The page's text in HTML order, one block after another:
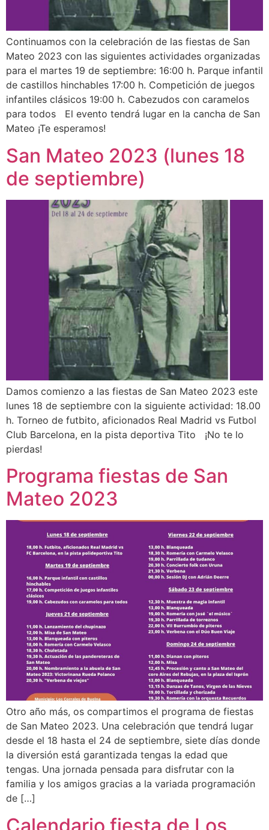
Continuamos con la celebración de las fiestas de San
Mateo 2023 con las siguientes actividades organizadas
para el martes 19 de septiembre: 16:00 h. Parque infantil
de castillos hinchables 17:00 h. Competición de juegos
infantiles clásicos 19:00 h. Cabezudos con caramelos
para todos El evento tendrá lugar en la cancha de San
Mateo ¡Te esperamos!
San Mateo 2023 (lunes 18
de septiembre)
Damos comienzo a las fiestas de San Mateo 2023 este
lunes 18 de septiembre con la siguiente actividad: 18.00
h. Torneo de futbito, aficionados Real Madrid vs Futbol
Club Barcelona, en la pista deportiva Tito ¡No te lo
pierdas!
Programa fiestas de San
Mateo 2023
Otro año más, os compartimos el programa de fiestas
de San Mateo 2023. Una celebración que tendrá lugar
desde el 18 hasta el 24 de septiembre, siete días donde
la diversión está garantizada tengas la edad que
tengas. Una jornada pensada para disfrutar con la
familia y los amigos gracias a la variada programación
de […]
Calendario fiesta de Los